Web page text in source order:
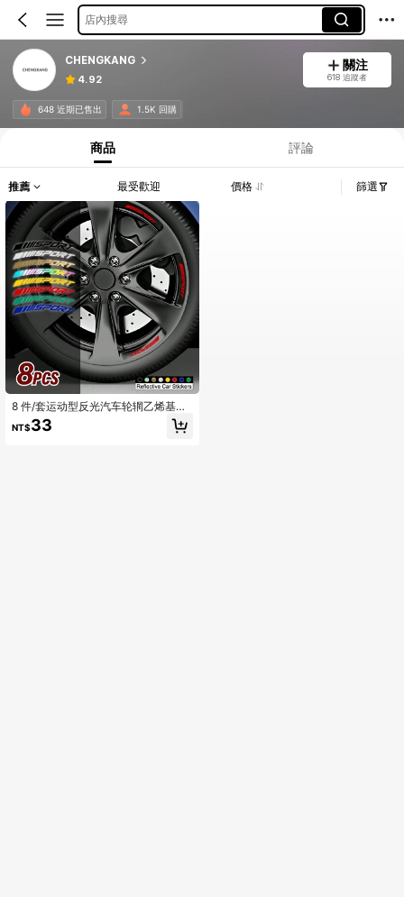
店內搜尋
CHENGKANG
4.92
關注
618 追蹤者
648 近期已售出 1.5K 回購
商品 評論
推薦 最受歡迎 價格 篩選
8 件/套运动型反光汽车轮辋乙烯基贴
纸 标记条纹赛车轮毂贴花
NT$33